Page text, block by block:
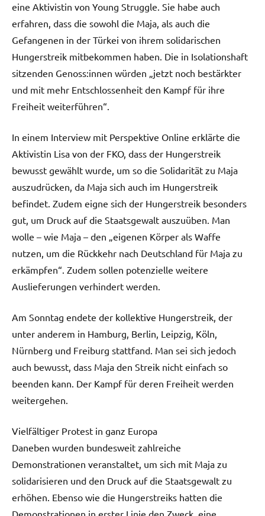
eine Aktivistin von Young Struggle. Sie habe auch
erfahren, dass die sowohl die Maja, als auch die
Gefangenen in der Türkei von ihrem solidarischen
Hungerstreik mitbekommen haben. Die in Isolationshaft
sitzenden Genoss:innen würden „jetzt noch bestärkter
und mit mehr Entschlossenheit den Kampf für ihre
Freiheit weiterführen“.
In einem Interview mit Perspektive Online erklärte die
Aktivistin Lisa von der FKO, dass der Hungerstreik
bewusst gewählt wurde, um so die Solidarität zu Maja
auszudrücken, da Maja sich auch im Hungerstreik
befindet. Zudem eigne sich der Hungerstreik besonders
gut, um Druck auf die Staatsgewalt auszuüben. Man
wolle – wie Maja – den „eigenen Körper als Waffe
nutzen, um die Rückkehr nach Deutschland für Maja zu
erkämpfen“. Zudem sollen potenzielle weitere
Auslieferungen verhindert werden.
Am Sonntag endete der kollektive Hungerstreik, der
unter anderem in Hamburg, Berlin, Leipzig, Köln,
Nürnberg und Freiburg stattfand. Man sei sich jedoch
auch bewusst, dass Maja den Streik nicht einfach so
beenden kann. Der Kampf für deren Freiheit werden
weitergehen.
Vielfältiger Protest in ganz Europa
Daneben wurden bundesweit zahlreiche
Demonstrationen veranstaltet, um sich mit Maja zu
solidarisieren und den Druck auf die Staatsgewalt zu
erhöhen. Ebenso wie die Hungerstreiks hatten die
Demonstrationen in erster Linie den Zweck, eine